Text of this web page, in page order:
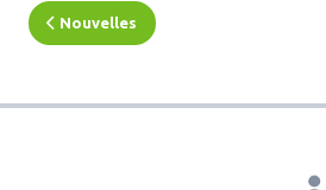
Nouvelles